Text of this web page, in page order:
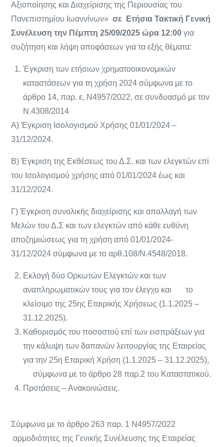
Αξιοποίησης και Διαχείρισης της Περιουσίας του
Πανεπιστημίου Ιωαννίνων» σε Ετήσια Τακτική Γενική
Συνέλευση την Πέμπτη25/09/2025 ώρα 12:00 για
συζήτηση και λήψη αποφάσεων για τα εξής θέματα:
Έγκριση των ετήσιων χρηματοοικονομικών
καταστάσεων για τη χρήση 2024 σύμφωνα με το
άρθρο 14, παρ. ε, Ν4957/2022, σε συνδυασμό με τον
Ν.4308/2014
Α) Έγκριση Ισολογισμού Χρήσης 01/01/2024 –
31/12/2024.
Β) Έγκριση της Εκθέσεως του Δ.Σ. και των ελεγκτών επί
του Ισολογισμού χρήσης από 01/01/2024 έως και
31/12/2024.
Γ) Έγκριση συνολικής διαχείρισης και απαλλαγή των
Μελών του Δ.Σ και των ελεγκτών από κάθε ευθύνη
αποζημιώσεως για τη χρήση από 01/01/2024-
31/12/2024 σύμφωνα με το αρθ.108/Ν.4548/2018.
Εκλογή δύο Ορκωτών Ελεγκτών και των
αναπληρωματικών τους για τον έλεγχο και το
κλείσιμο της 25ης Εταιρικής Χρήσεως (1.1.2025 –
31.12.2025).
Καθορισμός του ποσοστού επί των εισπράξεων για
την κάλυψη των δαπανών λειτουργίας της Εταιρείας
για την 25η Εταιρική Χρήση (1.1.2025 – 31.12.2025),
σύμφωνα με το άρθρο 28 παρ.2 του Καταστατικού.
Προτάσεις – Ανακοινώσεις.
Σύμφωνα με το άρθρο 263 παρ. 1 Ν4957/2022
αρμοδιότητες της Γενικής Συνέλευσης της Εταιρείας